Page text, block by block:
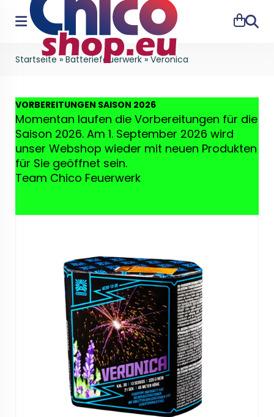
Suche
Startseite »Batteriefeuerwerk»Veronica
VORBEREITUNGEN SAISON 2026
Momentan laufen die Vorbereitungen für die
Saison 2026. Am 1. September 2026 wird
unser Webshop wieder mit neuen Produkten
für Sie geöffnet sein.
Team Chico Feuerwerk